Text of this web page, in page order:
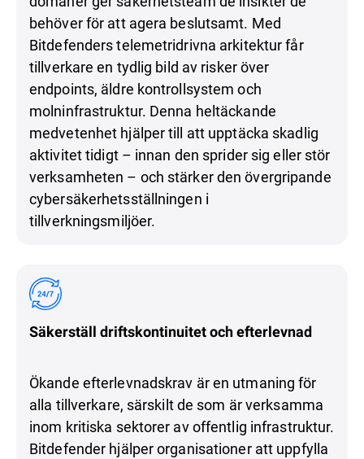
behöver för att agera beslutsamt. Med
Bitdefenders telemetridrivna arkitektur får
tillverkare en tydlig bild av risker över
endpoints, äldre kontrollsystem och
molninfrastruktur. Denna heltäckande
medvetenhet hjälper till att upptäcka skadlig
aktivitet tidigt – innan den sprider sig eller stör
verksamheten – och stärker den övergripande
cybersäkerhetsställningen i
tillverkningsmiljöer.
Säkerställ driftskontinuitet och efterlevnad
Ökande efterlevnadskrav är en utmaning för
alla tillverkare, särskilt de som är verksamma
inom kritiska sektorer av offentlig infrastruktur.
Bitdefender hjälper organisationer att uppfylla